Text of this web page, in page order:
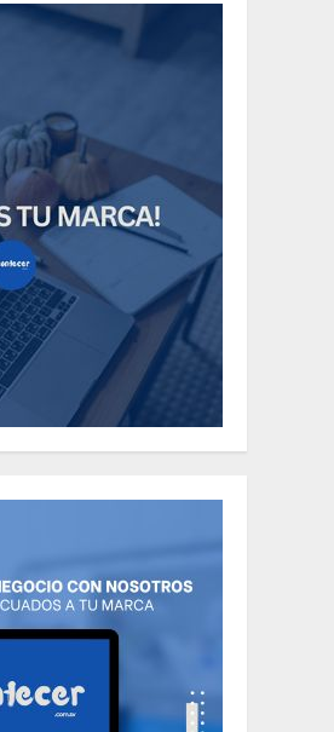
to Know About
Classic Cars in a
Movie?
cave
MAYO 14, 2024